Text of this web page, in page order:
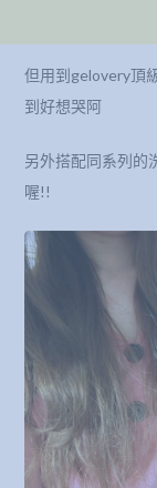
但用到gelovery頂
到好想哭阿
另外搭配同系列的
喔!!